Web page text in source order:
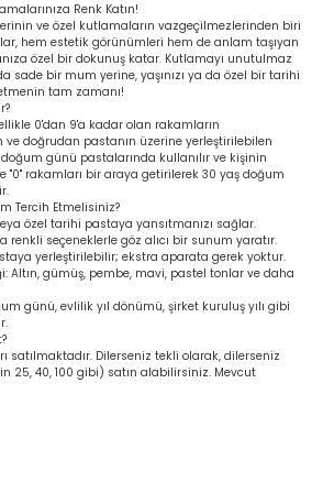
Renk Katın!
ve özel kutlamaların vazgeçilmezlerinden biri
hem estetik görünümleri hem de anlam taşıyan
özel bir dokunuş katar. Kutlamayı unutulmaz
sade bir mum yerine, yaşınızı ya da özel bir tarihi
tam zamanı!
0'dan 9'a kadar olan rakamların
doğrudan pastanın üzerine yerleştirilebilen
günü pastalarında kullanılır ve kişinin
"0" rakamları bir araya getirilerek 30 yaş doğum
Tercih Etmelisiniz?
özel tarihi pastaya yansıtmanızı sağlar.
renkli seçeneklerle göz alıcı bir sunum yaratır.
yerleştirilebilir; ekstra aparata gerek yoktur.
Altın, gümüş, pembe, mavi, pastel tonlar ve daha
günü, evlilik yıl dönümü, şirket kuruluş yılı gibi
satılmaktadır. Dilerseniz tekli olarak, dilerseniz
25, 40, 100 gibi) satın alabilirsiniz. Mevcut